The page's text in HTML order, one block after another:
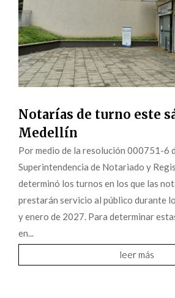
Notarías de turno este
Medellín
Por medio de la resolución 000751-6
Superintendencia de Notariado y
determinó los turnos en los que las
prestarán servicio al público durante
y enero de 2027. Para determinar
en...
leer más